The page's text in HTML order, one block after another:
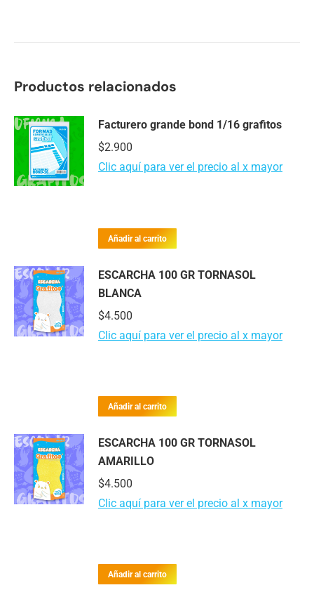
Productos relacionados
Facturero grande bond 1/16 grafitos
$2.900
Clic aquí para ver el precio al x mayor
Añadir al carrito
ESCARCHA 100 GR TORNASOL
BLANCA
$4.500
Clic aquí para ver el precio al x mayor
Añadir al carrito
ESCARCHA 100 GR TORNASOL
AMARILLO
$4.500
Clic aquí para ver el precio al x mayor
Añadir al carrito